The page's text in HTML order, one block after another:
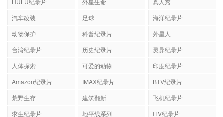
HULU纪录片
外星生命
真人秀
汽车改装
足球
海洋纪录片
动物保护
科普纪录片
外星人
台湾纪录片
历史纪录片
灵异纪录片
人体探索
可爱的动物
印度纪录片
Amazon纪录片
IMAX纪录片
BTV纪录片
荒野生存
建筑翻新
飞机纪录片
求生纪录片
地平线系列
ITV纪录片